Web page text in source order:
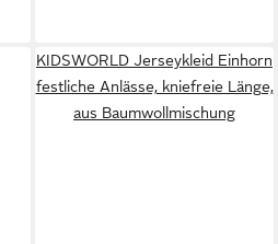
KIDSWORLD Jerseykleid Einhorn
festliche Anlässe, kniefreie Länge,
aus Baumwollmischung